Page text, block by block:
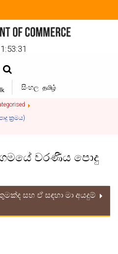
සිංහල தமிழ்
ක්‍රමය)
වරණීය පොදු
සහ ඒ සඳහා මා අයදුම්
පද්ධතිය) යනු 2017